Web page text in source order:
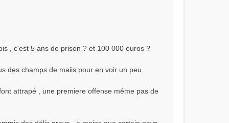
, c'est 5 ans de prison ? et 100 000 euros ?
des champs de maiis pour en voir un peu
attrapé , une premiere offense même pas de